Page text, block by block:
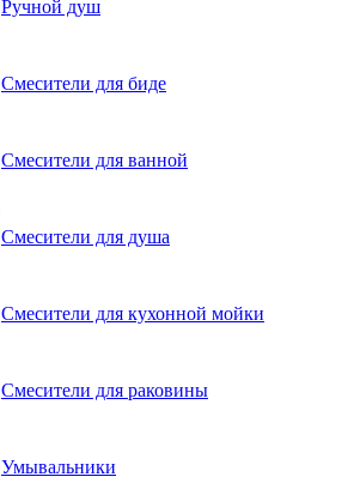
Ручной душ
Смесители для биде
Смесители для ванной
Смесители для душа
Смесители для кухонной мойки
Смесители для раковины
Умывальники